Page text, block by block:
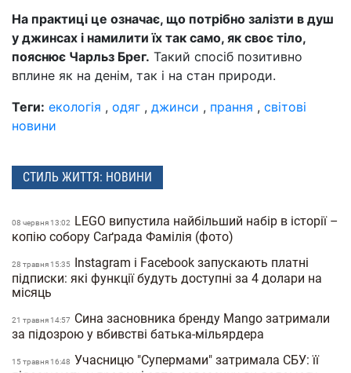
На практиці це означає, що потрібно залізти в душ
у джинсах і намилити їх так само, як своє тіло,
пояснює Чарльз Брег. Такий спосіб позитивно
вплине як на денім, так і на стан природи.
Теги: екологія , одяг , джинси , прання , світові
новини
СТИЛЬ ЖИТТЯ: НОВИНИ
08 червня 13:02
LEGO випустила найбільший набір в історії –
копію собору Саґрада Фамілія (фото)
28 травня 15:35 Instagram і Facebook запускають платні
підписки: які функції будуть доступні за 4 долари на
місяць
21 травня 14:57
Сина засновника бренду Mango затримали
за підозрою у вбивстві батька-мільярдера
15 травня 16:48 Учасницю "Супермами" затримала СБУ: її